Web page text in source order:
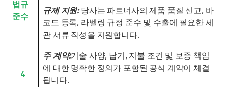
법규
준수
규제 지원:당사는 파트너사의 제품 품질 신고, 바
코드 등록, 라벨링 규정 준수 및 수출에 필요한 세
관 서류 작성을 지원합니다.
4
주 계약:기술 사양, 납기, 지불 조건 및 보증 책임
에 대한 명확한 정의가 포함된 공식 계약이 체결
됩니다.